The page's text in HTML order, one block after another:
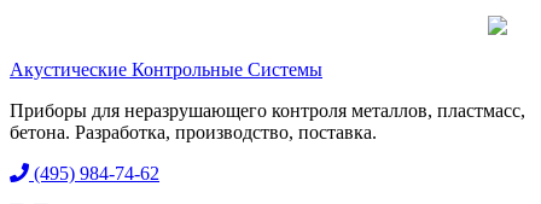
Акустические Контрольные Системы
Приборы для неразрушающего контроля металлов, пластмасс,
бетона. Разработка, производство, поставка.
(495) 984-74-62